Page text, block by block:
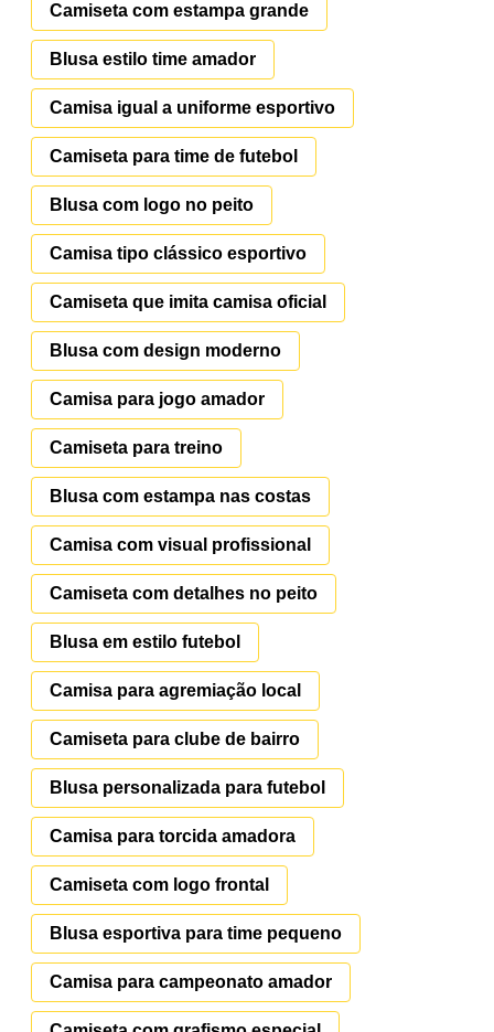
Camiseta com estampa grande
Blusa estilo time amador
Camisa igual a uniforme esportivo
Camiseta para time de futebol
Blusa com logo no peito
Camisa tipo clássico esportivo
Camiseta que imita camisa oficial
Blusa com design moderno
Camisa para jogo amador
Camiseta para treino
Blusa com estampa nas costas
Camisa com visual profissional
Camiseta com detalhes no peito
Blusa em estilo futebol
Camisa para agremiação local
Camiseta para clube de bairro
Blusa personalizada para futebol
Camisa para torcida amadora
Camiseta com logo frontal
Blusa esportiva para time pequeno
Camisa para campeonato amador